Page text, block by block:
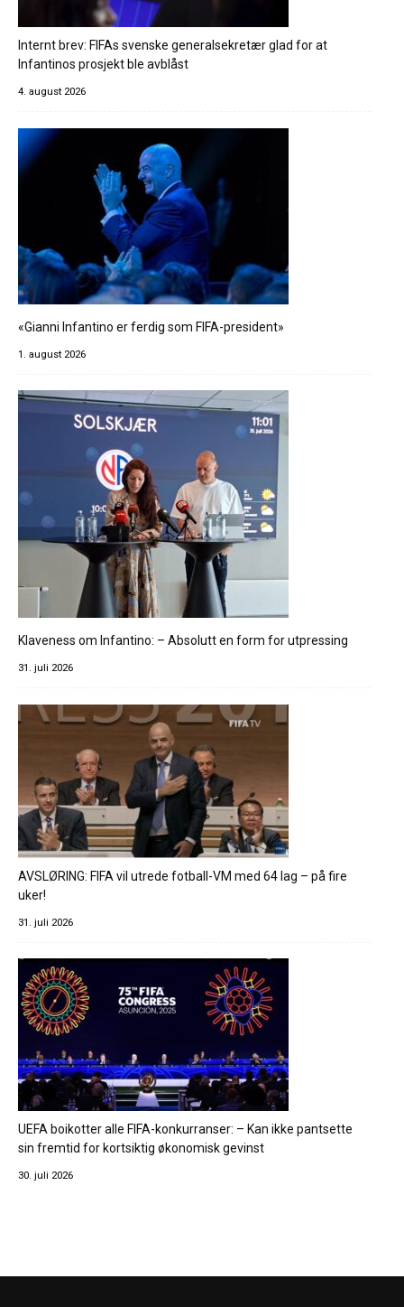
Internt brev: FIFAs svenske generalsekretær glad for at
Infantinos prosjekt ble avblåst
4. august 2026
«Gianni Infantino er ferdig som FIFA-president»
1. august 2026
Klaveness om Infantino: – Absolutt en form for utpressing
31. juli 2026
AVSLØRING: FIFA vil utrede fotball-VM med 64 lag – på fire
uker!
31. juli 2026
UEFA boikotter alle FIFA-konkurranser: – Kan ikke pantsette
sin fremtid for kortsiktig økonomisk gevinst
30. juli 2026